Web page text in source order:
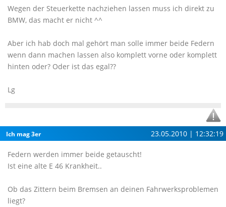
Wegen der Steuerkette nachziehen lassen muss ich direkt zu
BMW, das macht er nicht ^^
Aber ich hab doch mal gehört man solle immer beide Federn
wenn dann machen lassen also komplett vorne oder komplett
hinten oder? Oder ist das egal??
Lg
Ich mag 3er 23.05.2010 | 12:32:19
Federn werden immer beide getauscht!
Ist eine alte E 46 Krankheit..
Ob das Zittern beim Bremsen an deinen Fahrwerksproblemen
liegt?